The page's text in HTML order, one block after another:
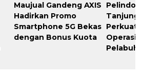
Maujual Gandeng AXIS
Hadirkan Promo
Smartphone 5G Bekas
dengan Bonus Kuota
Pelindo
Tanjung
Perkuat